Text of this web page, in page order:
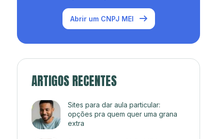
Abrir um CNPJ MEI
ARTIGOS RECENTES
Sites para dar aula particular:
opções pra quem quer uma grana
extra